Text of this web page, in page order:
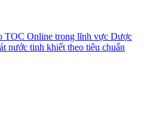
TOC Online trong lĩnh vực Dược
nước tinh khiết theo tiêu chuẩn